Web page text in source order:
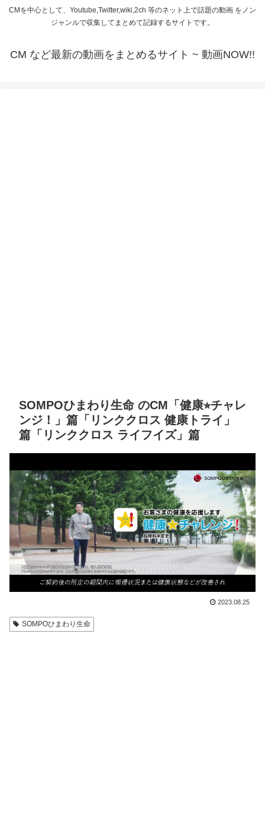
CMを中心として、Youtube,Twitter,wiki,2ch 等のネット上で話題の動画 をノン
ジャンルで収集してまとめて記録するサイトです。
CM など最新の動画をまとめるサイト ~ 動画NOW!!
SOMPOひまわり生命 のCM「健康⭐︎チャレ
ンジ！」篇「リンククロス 健康トライ」
篇「リンククロス ライフイズ」篇
2023.08.25
SOMPOひまわり生命